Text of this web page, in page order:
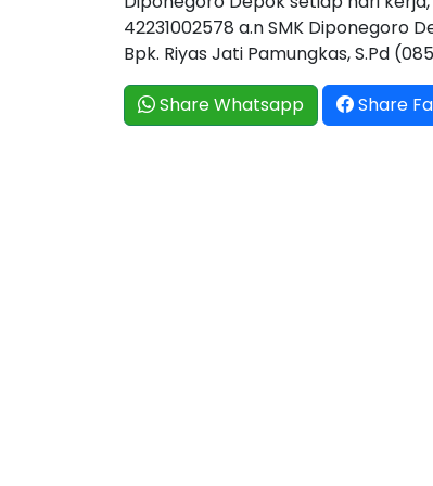
42231002578 a.n SMK Diponegoro
Bpk. Riyas Jati Pamungkas, S.Pd
Share Whatsapp Share